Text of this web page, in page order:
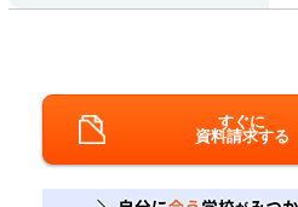
すぐに
資料請求する